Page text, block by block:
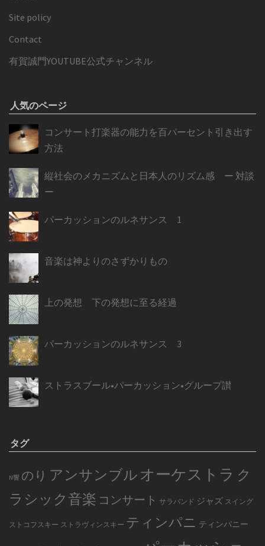
Site policy
Contact
有賀誠門YOUTUBE公式チャンネル
人気のページ
コンサート打楽器の能力を百パーセント引き出す
方法
縦社会のメカニズムと日本人のリズム感 ー 対談
ー
パーカッションのルネサンス 1
音楽は神よりのさずかりもの
上の発想 下の発想に至る経過
パーカッションのルネサンス 3
ストラスブール•パーカッション•グループ讃
タグ
N響 のり アンサンブルオーケストラ ク
ラシック音楽 コンサート サラバンド ジャズ スイング
ストコフスキー ストラヴィンスキー ティンパニ ティンパニー